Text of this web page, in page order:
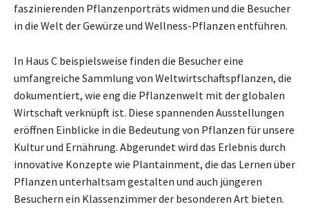
faszinierenden Pflanzenporträts widmen und die Besucher
in die Welt der Gewürze und Wellness-Pflanzen entführen.
In Haus C beispielsweise finden die Besucher eine
umfangreiche Sammlung von Weltwirtschaftspflanzen, die
dokumentiert, wie eng die Pflanzenwelt mit der globalen
Wirtschaft verknüpft ist. Diese spannenden Ausstellungen
eröffnen Einblicke in die Bedeutung von Pflanzen für unsere
Kultur und Ernährung. Abgerundet wird das Erlebnis durch
innovative Konzepte wie Plantainment, die das Lernen über
Pflanzen unterhaltsam gestalten und auch jüngeren
Besuchern ein Klassenzimmer der besonderen Art bieten.